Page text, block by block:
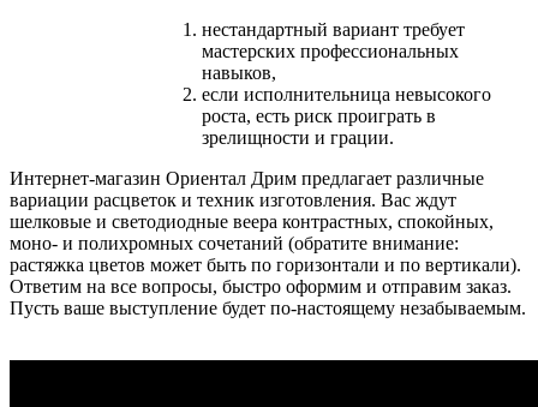
нестандартный вариант требует
мастерских профессиональных
навыков,
если исполнительница невысокого
роста, есть риск проиграть в
зрелищности и грации.
Интернет-магазин Ориентал Дрим предлагает различные
вариации расцветок и техник изготовления. Вас ждут
шелковые и светодиодные веера контрастных, спокойных,
моно- и полихромных сочетаний (обратите внимание:
растяжка цветов может быть по горизонтали и по вертикали).
Ответим на все вопросы, быстро оформим и отправим заказ.
Пусть ваше выступление будет по-настоящему незабываемым.